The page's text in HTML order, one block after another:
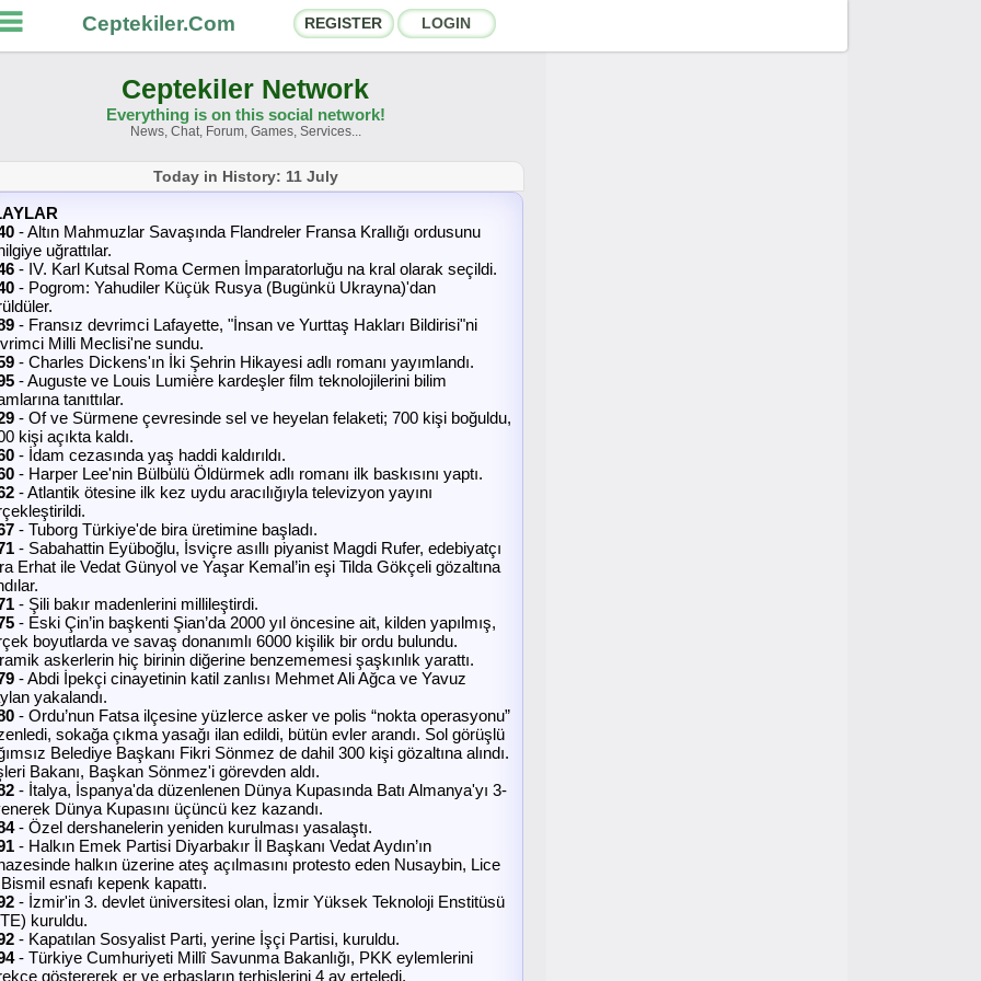
Ceptekiler.Com REGISTER LOGIN
Social Shares
Rooms App Ecosystem
Us
Ceptekiler.Com - v2025.01
Licence
Ceptekiler Network
Everything is on this social network!
News, Chat, Forum, Games, Services...
Today in History: 11 July
- Altın Mahmuzlar Savaşında Flandreler Fransa Krallığı ordusunu
uğrattılar.
- IV. Karl Kutsal Roma Cermen İmparatorluğu na kral olarak seçildi.
- Pogrom: Yahudiler Küçük Rusya (Bugünkü Ukrayna)'dan
- Fransız devrimci Lafayette, "İnsan ve Yurttaş Hakları Bildirisi"ni
Milli Meclisi'ne sundu.
- Charles Dickens'ın İki Şehrin Hikayesi adlı romanı yayımlandı.
- Auguste ve Louis Lumière kardeşler film teknolojilerini bilim
tanıttılar.
- Of ve Sürmene çevresinde sel ve heyelan felaketi; 700 kişi boğuldu,
kişi açıkta kaldı.
- İdam cezasında yaş haddi kaldırıldı.
- Harper Lee'nin Bülbülü Öldürmek adlı romanı ilk baskısını yaptı.
- Atlantik ötesine ilk kez uydu aracılığıyla televizyon yayını
- Tuborg Türkiye'de bira üretimine başladı.
- Sabahattin Eyüboğlu, İsviçre asıllı piyanist Magdi Rufer, edebiyatçı
Erhat ile Vedat Günyol ve Yaşar Kemal’in eşi Tilda Gökçeli gözaltına
- Şili bakır madenlerini millileştirdi.
- Eski Çin’in başkenti Şian’da 2000 yıl öncesine ait, kilden yapılmış,
boyutlarda ve savaş donanımlı 6000 kişilik bir ordu bulundu.
askerlerin hiç birinin diğerine benzememesi şaşkınlık yarattı.
- Abdi İpekçi cinayetinin katil zanlısı Mehmet Ali Ağca ve Yavuz
yakalandı.
- Ordu’nun Fatsa ilçesine yüzlerce asker ve polis “nokta operasyonu”
sokağa çıkma yasağı ilan edildi, bütün evler arandı. Sol görüşlü
Belediye Başkanı Fikri Sönmez de dahil 300 kişi gözaltına alındı.
Bakanı, Başkan Sönmez'i görevden aldı.
- İtalya, İspanya'da düzenlenen Dünya Kupasında Batı Almanya'yı 3-
Dünya Kupasını üçüncü kez kazandı.
- Özel dershanelerin yeniden kurulması yasalaştı.
- Halkın Emek Partisi Diyarbakır İl Başkanı Vedat Aydın’ın
halkın üzerine ateş açılmasını protesto eden Nusaybin, Lice
esnafı kepenk kapattı.
- İzmir'in 3. devlet üniversitesi olan, İzmir Yüksek Teknoloji Enstitüsü
kuruldu.
- Kapatılan Sosyalist Parti, yerine İşçi Partisi, kuruldu.
- Türkiye Cumhuriyeti Millî Savunma Bakanlığı, PKK eylemlerini
göstererek er ve erbaşların terhislerini 4 ay erteledi.